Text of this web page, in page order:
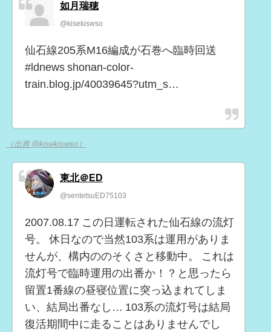
如月瑞穂
@kisekiswso
仙石線205系M16編成が石巻へ臨時回送
#ldnews shonan-color-
train.blog.jp/40039645?utm_s…
（出典 @kisekiswso）
東北＠ED
@sentetsuED75103
2007.08.17 この日運転された仙石線の流灯
号。 休日なので当然103系は運用がありま
せんが、構内ののそくさと移動中。 これは
流灯号で臨時運用の出番か！？と思ったら
留置1番線の昼寝位置に突っ込まれてしま
い、結局出番なし… 103系の流灯号は結局
復活期間中に走ることはありませんでし